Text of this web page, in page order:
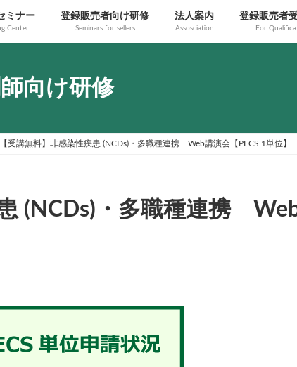
ミナー
Center
登録販売者向け研修
Seminars for sellers
法人案内
Assosciation
登録販売者
For
向け研修
受講無料】非感染性疾患 (NCDs)・多職種連携 Web講演会【PECS 1単位】
(NCDs)・多職種連携